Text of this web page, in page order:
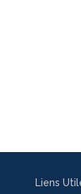
Liens